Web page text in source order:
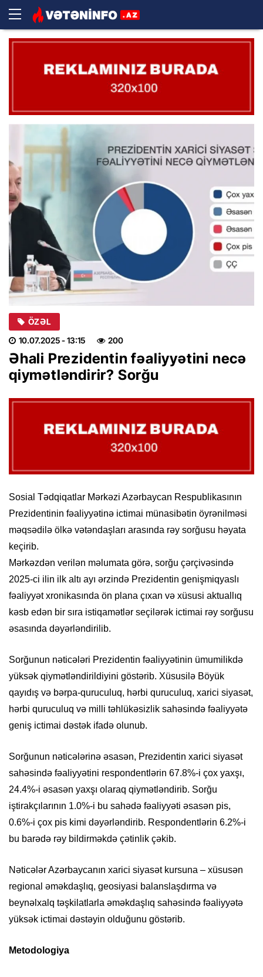
ÖZƏL
10.07.2025- 13:15 200
Əhali Prezidentin fəaliyyətini necə
qiymətləndirir? Sorğu
Sosial Tədqiqatlar Mərkəzi Azərbaycan Respublikasının
Prezidentinin fəaliyyətinə ictimai münasibətin öyrənilməsi
məqsədilə ölkə vətəndaşları arasında rəy sorğusu həyata
keçirib.
Mərkəzdən verilən məlumata görə, sorğu çərçivəsində
2025-ci ilin ilk altı ayı ərzində Prezidentin genişmiqyaslı
fəaliyyət xronikasında ön plana çıxan və xüsusi aktuallıq
kəsb edən bir sıra istiqamətlər seçilərək ictimai rəy sorğusu
əsasında dəyərləndirilib.
Sorğunun nəticələri Prezidentin fəaliyyətinin ümumilikdə
yüksək qiymətləndirildiyini göstərib. Xüsusilə Böyük
qayıdış və bərpa-quruculuq, hərbi quruculuq, xarici siyasət,
hərbi quruculuq və milli təhlükəsizlik sahəsində fəaliyyətə
geniş ictimai dəstək ifadə olunub.
Sorğunun nəticələrinə əsasən, Prezidentin xarici siyasət
sahəsində fəaliyyətini respondentlərin 67.8%-i çox yaxşı,
24.4%-i əsasən yaxşı olaraq qiymətləndirib. Sorğu
iştirakçılarının 1.0%-i bu sahədə fəaliyyəti əsasən pis,
0.6%-i çox pis kimi dəyərləndirib. Respondentlərin 6.2%-i
bu barədə rəy bildirməkdə çətinlik çəkib.
Nəticələr Azərbaycanın xarici siyasət kursuna – xüsusən
regional əməkdaşlıq, geosiyasi balanslaşdırma və
beynəlxalq təşkilatlarla əməkdaşlıq sahəsində fəaliyyətə
yüksək ictimai dəstəyin olduğunu göstərib.
Metodologiya